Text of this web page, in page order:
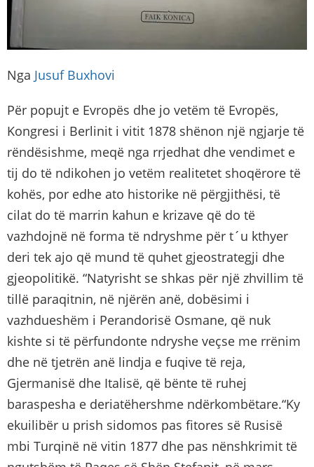
Nga Jusuf Buxhovi
Për popujt e Evropës dhe jo vetëm të Evropës,
Kongresi i Berlinit i vitit 1878 shënon një ngjarje të
rëndësishme, meqë nga rrjedhat dhe vendimet e
tij do të ndikohen jo vetëm realitetet shoqërore të
kohës, por edhe ato historike në përgjithësi, të
cilat do të marrin kahun e krizave që do të
vazhdojnë në forma të ndryshme për t´u kthyer
deri tek ajo që mund të quhet gjeostrategji dhe
gjeopolitikë. “Natyrisht se shkas për një zhvillim të
tillë paraqitnin, në njërën anë, dobësimi i
vazhdueshëm i Perandorisë Osmane, që nuk
kishte si të përfundonte ndryshe veçse me rrënim
dhe në tjetrën anë lindja e fuqive të reja,
Gjermanisë dhe Italisë, që bënte të ruhej
baraspesha e deriatëhershme ndërkombëtare.“Ky
ekuilibër u prish sidomos pas fitores së Rusisë
mbi Turqinë në vitin 1877 dhe pas nënshkrimit të